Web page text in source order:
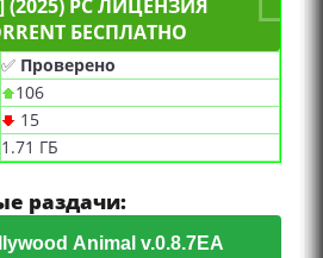
(2025) PC ЛИЦЕНЗИЯ
БЕСПЛАТНО
✅ Проверено
106
15
1.71 ГБ
раздачи:
Animal v.0.8.7EA